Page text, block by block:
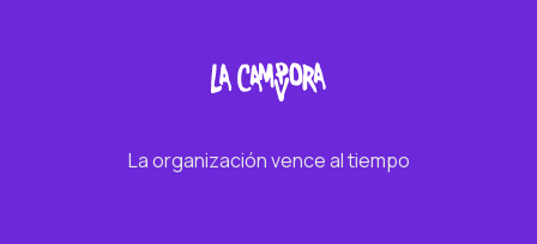
La organización vence al tiempo